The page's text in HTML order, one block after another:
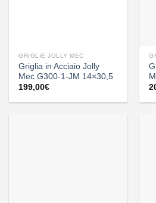
GRIGLIE JOLLY MEC
Griglia in Acciaio Jolly
Mec G300-1-JM 14×30,5
199,00€